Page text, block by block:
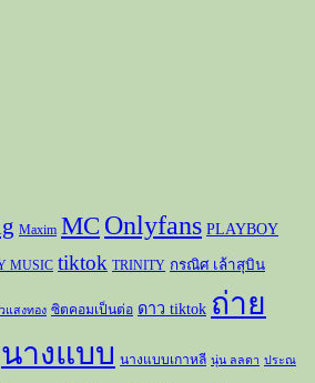
Maxim MC Onlyfans PLAYBOY
MUSIC tiktok TRINITY กรณิศ เล้าสุบิน
แสงทอง ซิตคอมเป็นต่อ ดาว tiktok ถ่าย
นางแบบ นางแบบเกาหลี นุ่น ลลดา ประณ